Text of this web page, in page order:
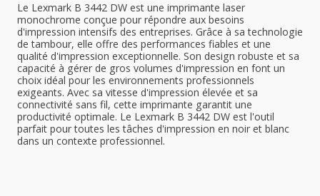
Le Lexmark B 3442 DW est une imprimante laser
monochrome conçue pour répondre aux besoins
d'impression intensifs des entreprises. Grâce à sa technologie
de tambour, elle offre des performances fiables et une
qualité d'impression exceptionnelle. Son design robuste et sa
capacité à gérer de gros volumes d'impression en font un
choix idéal pour les environnements professionnels
exigeants. Avec sa vitesse d'impression élevée et sa
connectivité sans fil, cette imprimante garantit une
productivité optimale. Le Lexmark B 3442 DW est l'outil
parfait pour toutes les tâches d'impression en noir et blanc
dans un contexte professionnel.